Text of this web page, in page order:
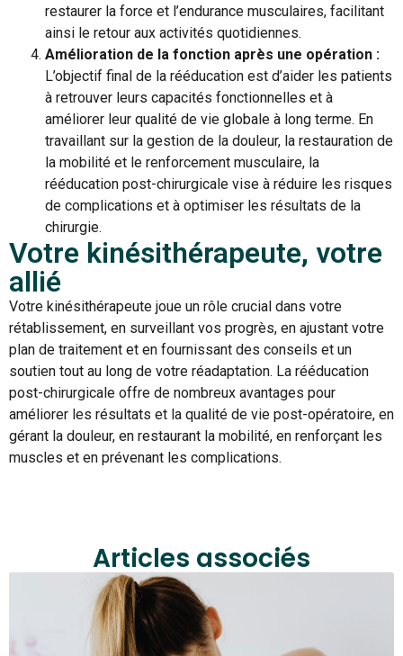
restaurer la force et l’endurance musculaires, facilitant
ainsi le retour aux activités quotidiennes.
Amélioration de la fonction après une opération :
L’objectif final de la rééducation est d’aider les patients
à retrouver leurs capacités fonctionnelles et à
améliorer leur qualité de vie globale à long terme. En
travaillant sur la gestion de la douleur, la restauration de
la mobilité et le renforcement musculaire, la
rééducation post-chirurgicale vise à réduire les risques
de complications et à optimiser les résultats de la
chirurgie.
Votre kinésithérapeute, votre
allié
Votre kinésithérapeute joue un rôle crucial dans votre
rétablissement, en surveillant vos progrès, en ajustant votre
plan de traitement et en fournissant des conseils et un
soutien tout au long de votre réadaptation. La rééducation
post-chirurgicale offre de nombreux avantages pour
améliorer les résultats et la qualité de vie post-opératoire, en
gérant la douleur, en restaurant la mobilité, en renforçant les
muscles et en prévenant les complications.
Articles associés